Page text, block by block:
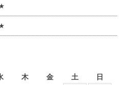
木 金 土 日